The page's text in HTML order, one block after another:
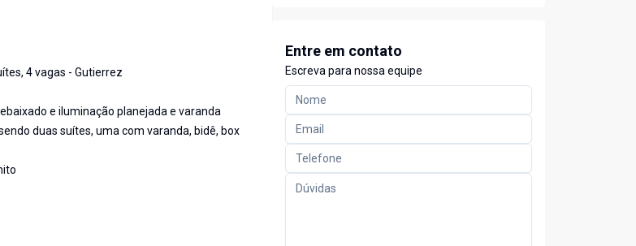
4 vagas - Gutierrez
e iluminação planejada e varanda
duas suítes, uma com varanda, bidê, box
Entre em contato
Escreva para nossa equipe